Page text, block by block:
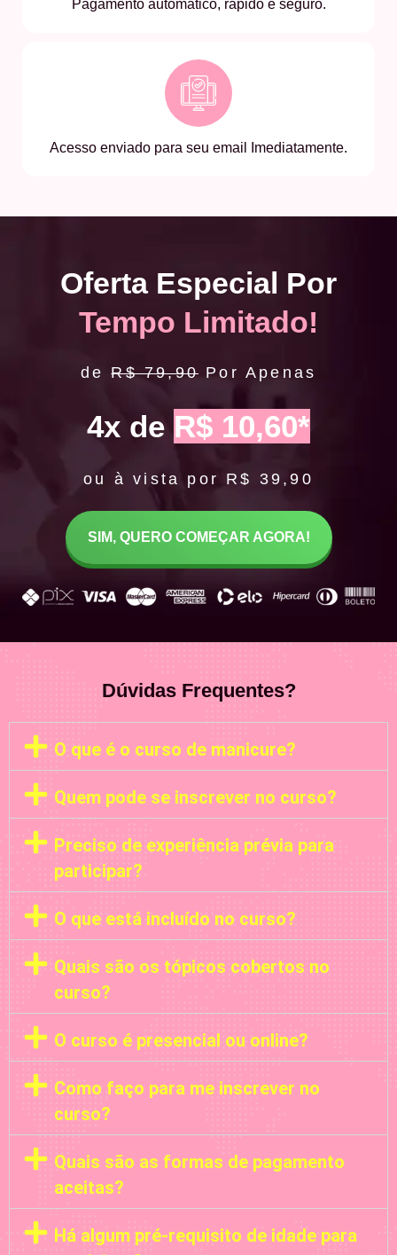
Pagamento automático, rápido e seguro.
Acesso enviado para seu email Imediatamente.
Oferta Especial Por
Tempo Limitado!
deR$ 79,90 Por Apenas
4x de R$ 10,60*
ou à vista por R$ 39,90
SIM, QUERO COMEÇAR AGORA!
Dúvidas Frequentes?
O que é o curso de manicure?
Quem pode se inscrever no curso?
Preciso de experiência prévia para
participar?
O que está incluído no curso?
Quais são os tópicos cobertos no
curso?
O curso é presencial ou online?
Como faço para me inscrever no
curso?
Quais são as formas de pagamento
aceitas?
Há algum pré-requisito de idade para